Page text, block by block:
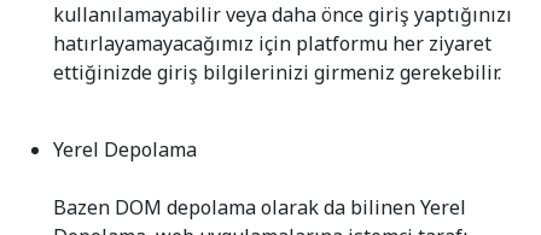
kullanılamayabilir veya daha önce giriş yaptığınızı
hatırlayamayacağımız için platformu her ziyaret
ettiğinizde giriş bilgilerinizi girmeniz gerekebilir.
Yerel Depolama
Bazen DOM depolama olarak da bilinen Yerel